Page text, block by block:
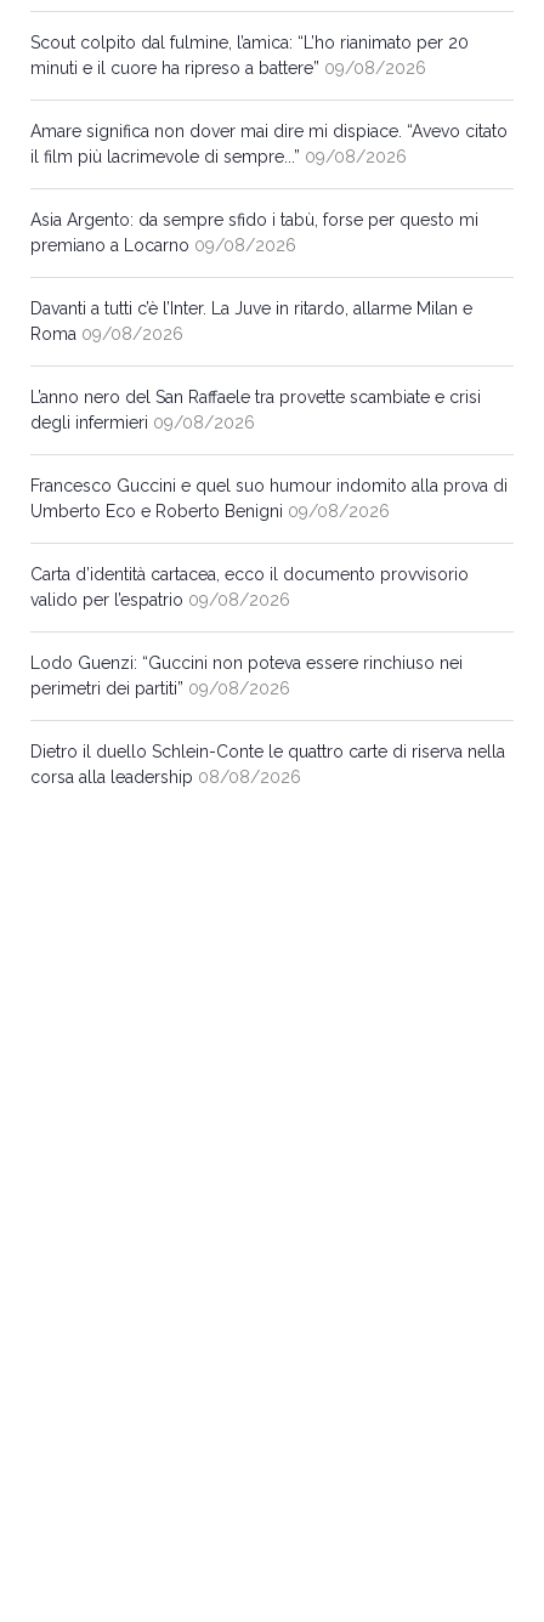
Scout colpito dal fulmine, l’amica: “L’ho rianimato per 20
minuti e il cuore ha ripreso a battere” 09/08/2026
Amare significa non dover mai dire mi dispiace. “Avevo citato
il film più lacrimevole di sempre...” 09/08/2026
Asia Argento: da sempre sfido i tabù, forse per questo mi
premiano a Locarno 09/08/2026
Davanti a tutti c’è l’Inter. La Juve in ritardo, allarme Milan e
Roma 09/08/2026
L’anno nero del San Raffaele tra provette scambiate e crisi
degli infermieri 09/08/2026
Francesco Guccini e quel suo humour indomito alla prova di
Umberto Eco e Roberto Benigni 09/08/2026
Carta d’identità cartacea, ecco il documento provvisorio
valido per l’espatrio 09/08/2026
Lodo Guenzi: “Guccini non poteva essere rinchiuso nei
perimetri dei partiti” 09/08/2026
Dietro il duello Schlein-Conte le quattro carte di riserva nella
corsa alla leadership 08/08/2026